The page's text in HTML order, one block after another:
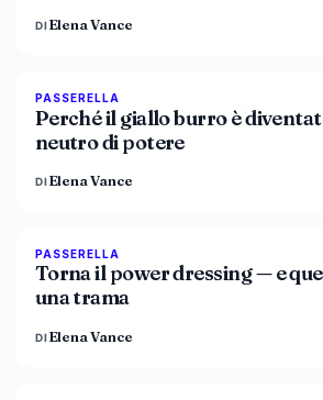
DI Elena Vance
PASSERELLA
Perché il giallo burro è
neutro di potere
DI Elena Vance
PASSERELLA
Torna il power dressing — e
una trama
DIElena Vance